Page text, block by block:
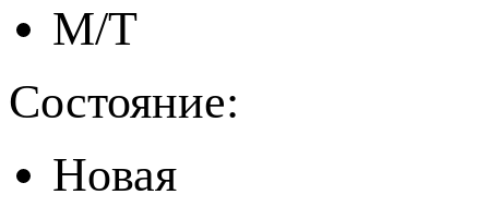
M/T
Состояние:
Новая